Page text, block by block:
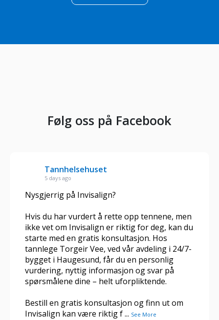
Følg oss på Facebook
Tannhelsehuset
5 days ago
Nysgjerrig på Invisalign?
Hvis du har vurdert å rette opp tennene, men
ikke vet om Invisalign er riktig for deg, kan du
starte med en gratis konsultasjon. Hos
tannlege Torgeir Vee, ved vår avdeling i 24/7-
bygget i Haugesund, får du en personlig
vurdering, nyttig informasjon og svar på
spørsmålene dine – helt uforpliktende.
Bestill en gratis konsultasjon og finn ut om
Invisalign kan være riktig f... See More